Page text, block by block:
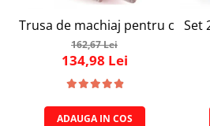
Trusa de machiaj pentru copii,
162,67 Lei
134,98 Lei
ADAUGA IN COS
Set